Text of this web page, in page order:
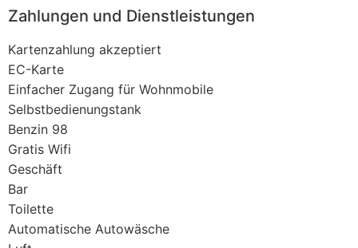
Zahlungen und Dienstleistungen
Kartenzahlung akzeptiert
EC-Karte
Einfacher Zugang für Wohnmobile
Selbstbedienungstank
Benzin 98
Gratis Wifi
Geschäft
Bar
Toilette
Automatische Autowäsche